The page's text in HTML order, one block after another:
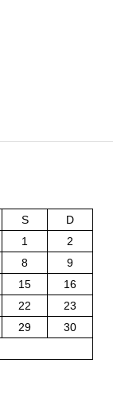
S
D
1
2
8
9
15
16
22
23
29
30